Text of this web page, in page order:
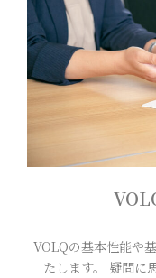
VOLQの基本性能や
たします。 疑問に